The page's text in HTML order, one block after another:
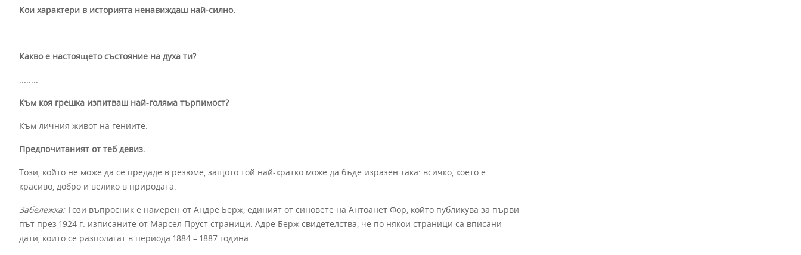
Кои характери в историята ненавиждаш най-силно.
Какво е настоящето състояние на духа ти?
Към коя грешка изпитваш най-голяма търпимост?
Към личния живот на гениите.
Предпочитаният от теб девиз.
Този, който не може да се предаде в резюме, защото той най-кратко може да бъде изразен така: всичко, което е
красиво, добро и велико в природата.
Забележка:Този въпросник е намерен от Андре Берж, единият от синовете на Антоанет Фор, който публикува за първи
път през 1924 г. изписаните от Марсел Пруст страници. Адре Берж свидетелства, че по някои страници са вписани
дати, които се разполагат в периода 1884 – 1887 година.